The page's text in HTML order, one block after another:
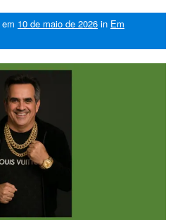
em 10 de maio de 2026 in Em